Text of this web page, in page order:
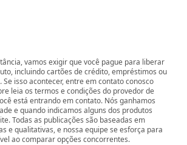
vamos exigir que você pague para liberar
incluindo cartões de crédito, empréstimos ou
isso acontecer, entre em contato conosco
leia os termos e condições do provedor de
está entrando em contato. Nós ganhamos
e quando indicamos alguns dos produtos
Todas as publicações são baseadas em
e qualitativas, e nossa equipe se esforça para
ao comparar opções concorrentes.